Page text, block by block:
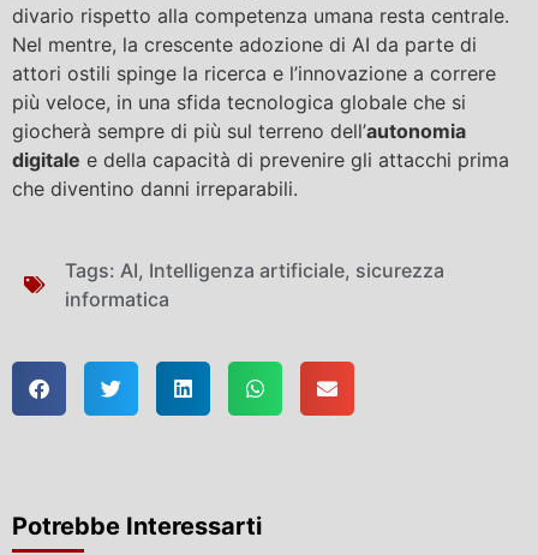
divario rispetto alla competenza umana resta centrale.
Nel mentre, la crescente adozione di AI da parte di
attori ostili spinge la ricerca e l’innovazione a correre
più veloce, in una sfida tecnologica globale che si
giocherà sempre di più sul terreno dell’autonomia
digitale e della capacità di prevenire gli attacchi prima
che diventino danni irreparabili.
Tags: AI, Intelligenza artificiale, sicurezza
informatica
Potrebbe Interessarti